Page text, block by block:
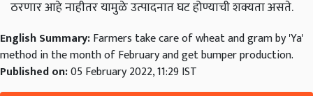
ठरणार आहे नाहीतर यामुळे उत्पादनात घट होण्याची शक्यता असते.
English Summary:Farmers take care of wheat and gram by 'Ya'
method in the month of February and get bumper production.
Published on:05 February 2022, 11:29 IST